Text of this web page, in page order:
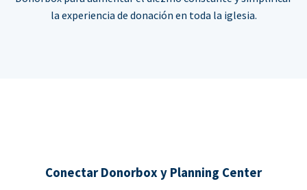
la experiencia de donación en toda la iglesia.
Conectar Donorbox y Planning Center